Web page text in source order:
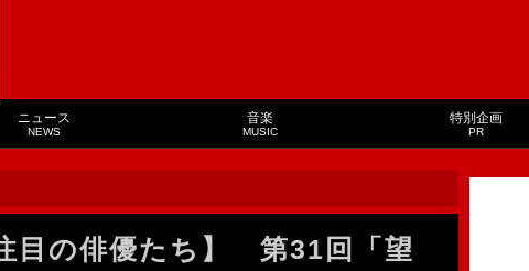
ニュース
NEWS
音楽
MUSIC
特別企画
PR
目の俳優たち】 第31回「望